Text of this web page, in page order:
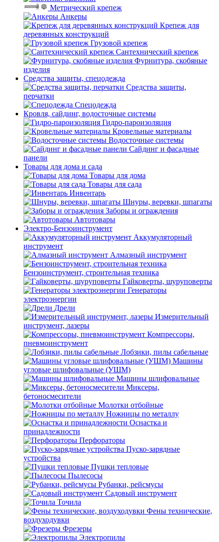
Метрический крепеж
Анкеры
Крепеж для
деревянных конструкций
Грузовой крепеж
Сантехнический крепеж
Фурнитура, скобяные
изделия
Средства защиты, спецодежда
Средства защиты,
перчатки
Спецодежда
Кровля, сайдинг, водосточные системы
Гидро-пароизоляция
Кровельные материалы
Водосточные системы
Сайдинг и фасадные
панели
Товары для дома и сада
Товары для дома
Товары для сада
Инвентарь
Шнуры, веревки, шпагаты
Заборы и ограждения
Автотовары
Электро-Бензоинструмент
Аккумуляторный
инструмент
Алмазный инструмент
Бензоинструмент, строительная техника
Гайковерты, шуруповерты
Генераторы
электроэнергии
Дрели
Измерительный
инструмент, лазеры
Компрессоры,
пневмоинструмент
Лобзики, пилы сабельные
Машины
угловые шлифовальные (УШМ)
Машины шлифовальные
Миксеры,
бетоносмесители
Молотки отбойные
Ножницы по металлу
Оснастка и
принадлежности
Перфораторы
Пуско-зарядные
устройства
Пушки тепловые
Пылесосы
Рубанки, рейсмусы
Садовый инструмент
Точила
Фены технические,
воздуходувки
Фрезеры
Электропилы